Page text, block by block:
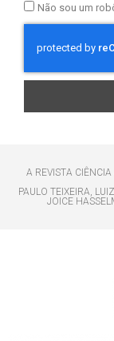
Não sou um
A REVISTA
PAULO TEIXEIRA,
JOICE